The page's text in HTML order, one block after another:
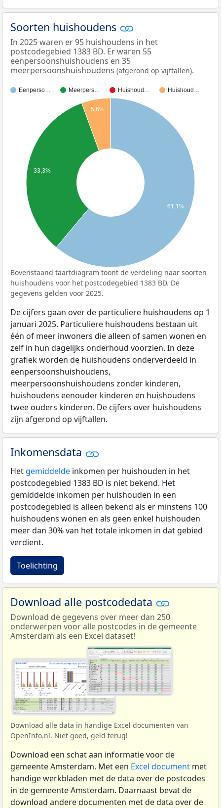
Soorten huishoudens
In 2025 waren er 95 huishoudens in het
postcodegebied 1383 BD. Er waren 55
eenpersoonshuishoudens en 35
meerpersoonshuishoudens (afgerond op vijftallen).
Eenperso… Meerpers… Huishoud… Huishoud…
5,6%
33,3%
61,1%
Bovenstaand taartdiagram toont de verdeling naar soorten
huishoudens voor het postcodegebied 1383 BD. De
gegevens gelden voor 2025.
De cijfers gaan over de particuliere huishoudens op 1
januari 2025. Particuliere huishoudens bestaan uit
één of meer inwoners die alleen of samen wonen en
zelf in hun dagelijks onderhoud voorzien. In deze
grafiek worden de huishoudens onderverdeeld in
eenpersoonshuishoudens,
meerpersoonshuishoudens zonder kinderen,
huishoudens eenouder kinderen en huishoudens
twee ouders kinderen. De cijfers over huishoudens
zijn afgerond op vijftallen.
Inkomensdata
Het gemiddelde inkomen per huishouden in het
postcodegebied 1383 BD is niet bekend. Het
gemiddelde inkomen per huishouden in een
postcodegebied is alleen bekend als er minstens 100
huishoudens wonen en als geen enkel huishouden
meer dan 30% van het totale inkomen in dat gebied
verdient.
Toelichting
Download alle postcodedata
Download de gegevens over meer dan 250
onderwerpen voor alle postcodes in de gemeente
Amsterdam als een Excel dataset!
Download alle data in handige Excel documenten van
OpenInfo.nl. Niet goed, geld terug!
Download een schat aan informatie voor de
gemeente Amsterdam. Met een Excel document met
handige werkbladen met de data over de postcodes
in de gemeente Amsterdam. Daarnaast bevat de
download andere documenten met de data over de